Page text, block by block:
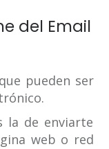
del Email
pueden ser
la de enviarte
web o red